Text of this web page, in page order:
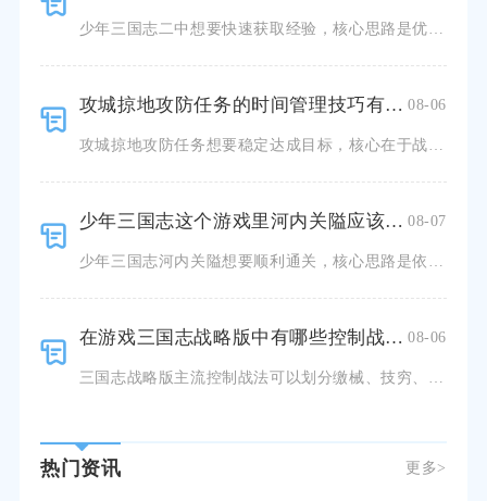
少年三国志二中想要快速获取经验，核心思路是优先推进主线副本、高效利用体力扫荡，搭配每日任务、军团玩法
攻城掠地攻防任务的时间管理技巧有哪些 08-06
少年三国志这个游戏里河内关隘应该怎么过 08-07
在游戏三国志战略版中有哪些控制战法可以实施 08-06
热门资讯 更多>